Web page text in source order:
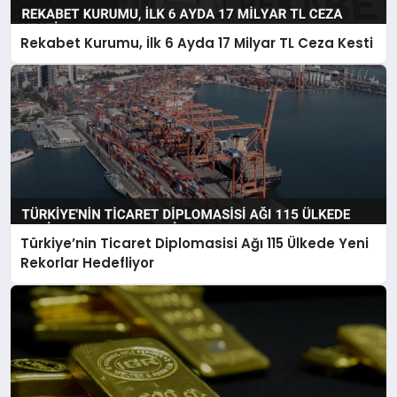
Rekabet Kurumu, İlk 6 Ayda 17 Milyar TL Ceza Kesti
Türkiye’nin Ticaret Diplomasisi Ağı 115 Ülkede Yeni
Rekorlar Hedefliyor